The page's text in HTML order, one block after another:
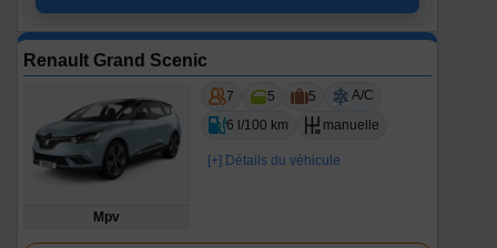
Renault Grand Scenic
Mpv
7 5 5
A/C
6 l/100 km
manuelle
[+] Détails du véhicule